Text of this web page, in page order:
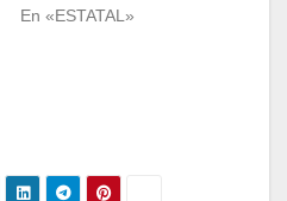
En «ESTATAL»